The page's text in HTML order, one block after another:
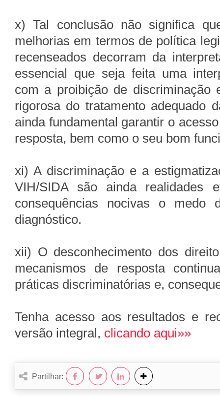
x) Tal conclusão não significa
melhorias em termos de política
recenseados decorram da
essencial que seja feita uma
com a proibição de discriminação
rigorosa do tratamento adequado
ainda fundamental garantir o
resposta, bem como o seu bom
xi) A discriminação e a
VIH/SIDA são ainda realidades
consequências nocivas o
diagnóstico.
xii) O desconhecimento dos
mecanismos de resposta
práticas discriminatórias e,
Tenha acesso aos resultados e
versão integral, clicando aqui»»
Partilhar: